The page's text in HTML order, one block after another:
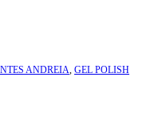
ANDREIA, GEL POLISH